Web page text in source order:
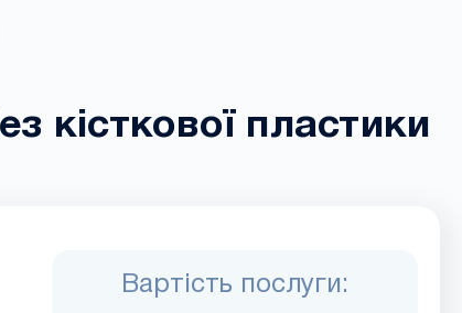
кісткової пластики
Вартість послуги: